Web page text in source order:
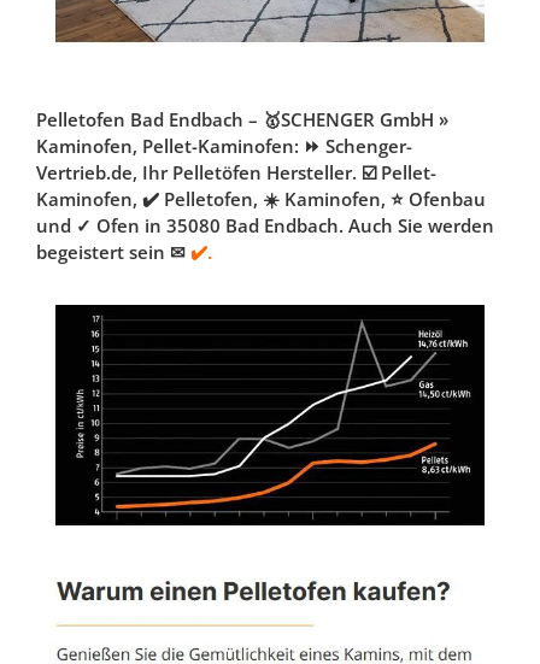
Pelletofen Bad Endbach – 🥇SCHENGER GmbH »
Kaminofen, Pellet-Kaminofen: ⏩ Schenger-
Vertrieb.de, Ihr Pelletöfen Hersteller. ☑️ Pellet-
Kaminofen, ✔️ Pelletofen, ☀️ Kaminofen, ⭐ Ofenbau
und ✓ Ofen in 35080 Bad Endbach. Auch Sie werden
begeistert sein ✉ ✔️.